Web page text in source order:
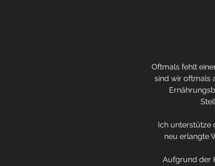
Oftmals fehlt
sind wir oftmals
Ich unterstütze
neu erlangte
Aufgrund der